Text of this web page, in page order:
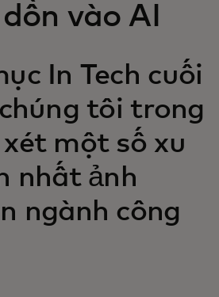
vào AI
In Tech cuối
tôi trong
một số xu
nhất ảnh
ngành công